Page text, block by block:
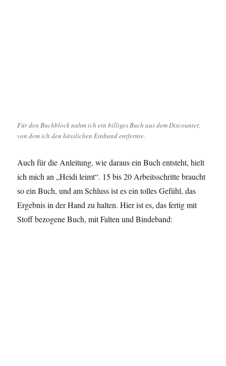
Für den Buchblock nahm ich ein billiges Buch aus dem Discounter,
von dem ich den hässlichen Einband entfernte.
Auch für die Anleitung, wie daraus ein Buch entsteht, hielt
ich mich an „Heidi leimt“. 15 bis 20 Arbeitsschritte braucht
so ein Buch, und am Schluss ist es ein tolles Gefühl, das
Ergebnis in der Hand zu halten. Hier ist es, das fertig mit
Stoff bezogene Buch, mit Falten und Bindeband: